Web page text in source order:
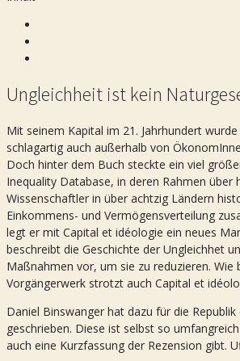
Ungleichheit ist kein
Mit seinem Kapital im 21. Jahrhundert
schlagartig auch außerhalb von
Doch hinter dem Buch steckte ein viel
Inequality Database, in deren Rahmen über
Wissenschaftler in über achtzig Ländern
Einkommens- und Vermögens­verteilung
legt er mit Capital et idéologie ein neues
beschreibt die Geschichte der Ungleichhet
Maßnahmen vor, um sie zu reduzieren. Wie
Vorgängerwerk strotzt auch Capital et
Daniel Binswanger hat dazu für die Republik
geschrieben. Diese ist selbst so
auch eine Kurzfassung der Rezension gibt.